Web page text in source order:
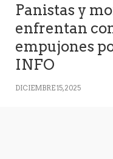
Panistas y
enfrentan
empujones
INFO
DICIEMBRE 15, 2025